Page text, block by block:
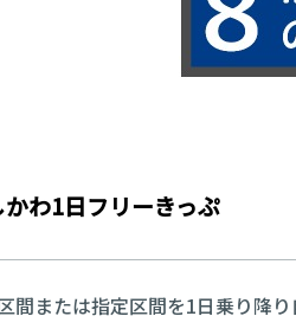
かわ1日フリーきっぷ
間または指定区間を1日乗り降り